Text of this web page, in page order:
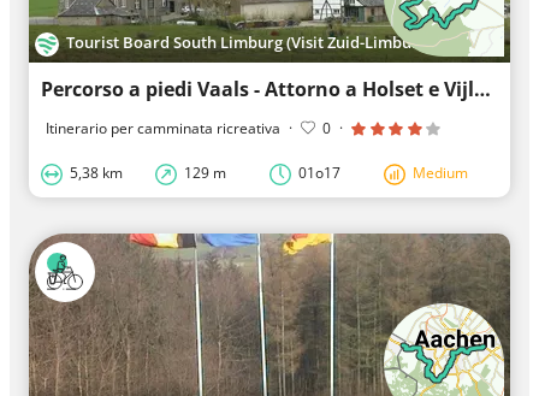
Tourist Board South Limburg (Visit Zuid-Limburg)
Percorso a piedi Vaals - Attorno a Holset e Vijlenerbos
Itinerario per camminata ricreativa · 0 ·
5,38 km 129 m 01o17 Medium